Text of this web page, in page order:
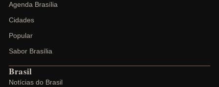
Agenda Brasília
Cidades
Popular
Sabor Brasília
Brasil
Notícias do Brasil